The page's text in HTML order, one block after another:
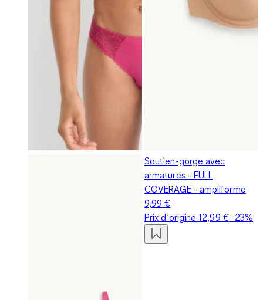
Soutien-gorge avec
armatures - FULL
COVERAGE - ampliforme
9,99 €
Prix d‘origine12,99 €-23%